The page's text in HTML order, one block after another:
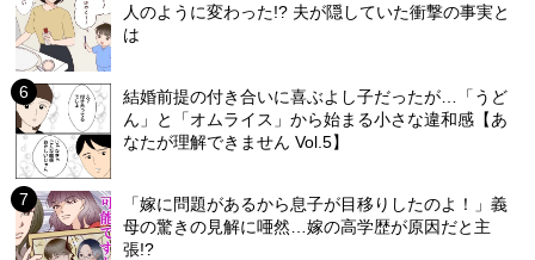
人のように変わった!? 夫が隠していた衝撃の事実と
は
結婚前提の付き合いに喜ぶよし子だったが…「うど
ん」と「オムライス」から始まる小さな違和感【あ
なたが理解できません Vol.5】
「嫁に問題があるから息子が目移りしたのよ！」義
母の驚きの見解に唖然…嫁の高学歴が原因だと主
張!?